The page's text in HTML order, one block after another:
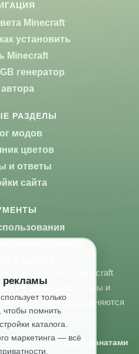
Minecraft
установить
Minecraft
генератор
РАЗДЕЛЫ
модов
цветов
и ответы
сайта
в начало
или Microsoft. Minecraft
Studios. Все моды и
и распространяются
Контент создан фанатами
рекламы
только
чтобы помнить
каталога.
маркетинга — всё